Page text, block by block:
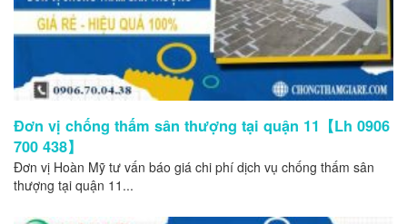
Đơn vị chống thấm sân thượng tại quận 11【Lh 0906
700 438】
Đơn vị Hoàn Mỹ tư vấn báo giá chi phí dịch vụ chống thấm sân
thượng tại quận 11...